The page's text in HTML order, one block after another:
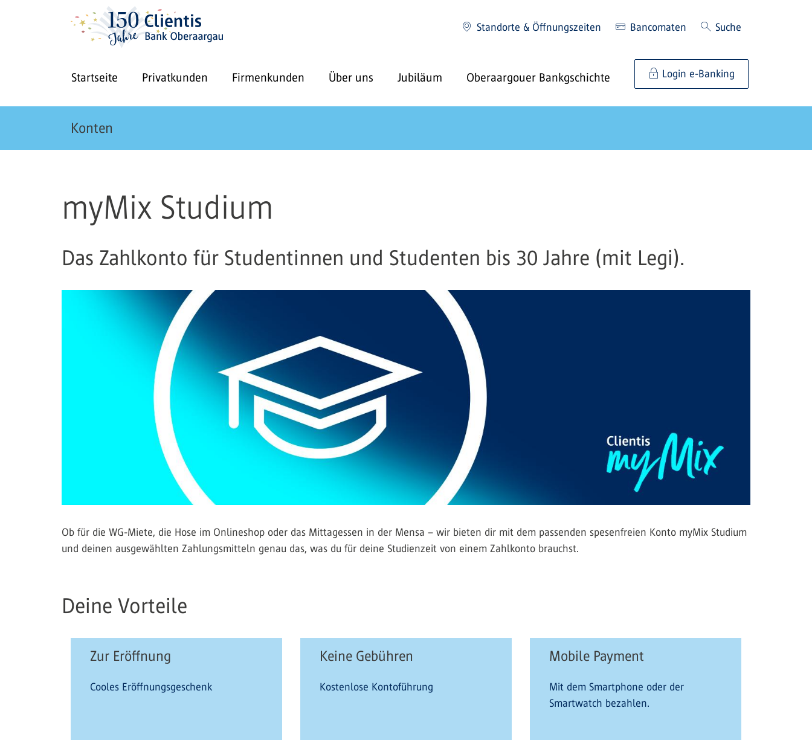
Standorte & Öffnungszeiten Bancomaten Suche
Startseite Privatkunden Firmenkunden Über uns Jubiläum Oberaargouer Bankgschichte Login e-Banking
Konten
myMix Studium
Das Zahlkonto für Studentinnen und Studenten bis 30 Jahre (mit Legi).
Ob für die WG-Miete, die Hose im Onlineshop oder das Mittagessen in der Mensa – wir bieten dir mit dem passenden spesenfreien Konto myMix Studium
und deinen ausgewählten Zahlungsmitteln genau das, was du für deine Studienzeit von einem Zahlkonto brauchst.
Deine Vorteile
Zur Eröffnung
Cooles Eröffnungsgeschenk
Keine Gebühren
Kostenlose Kontoführung
Mobile Payment
Mit dem Smartphone oder der
Smartwatch bezahlen.